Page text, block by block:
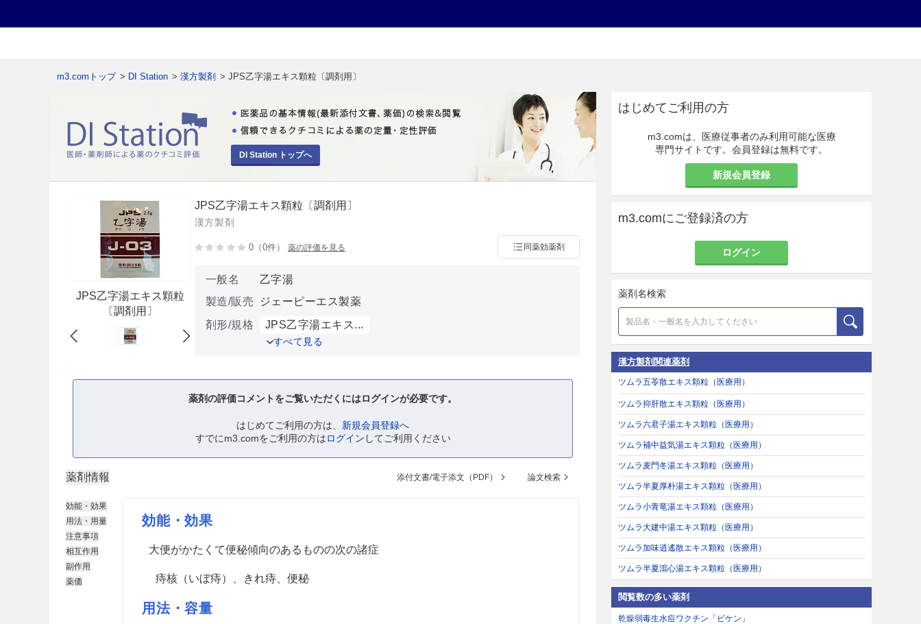
m3.comトップ > DI Station > 漢方製剤 > JPS乙字湯エキス顆粒〔調剤用〕
DI Station トップへ
JPS乙字湯エキス顆粒
〔調剤用〕
JPS乙字湯エキス顆粒〔調剤用〕
漢方製剤
0（0件） 薬の評価を見る 同薬効薬剤
一般名
乙字湯
製造/販売
ジェーピーエス製薬
剤形/規格
JPS乙字湯エキス...
すべて見る
薬剤の評価コメントをご覧いただくにはログインが必要です。
はじめてご利用の方は、 新規会員登録へ
すでにm3.comをご利用の方はログイン してご利用ください
薬剤情報 添付文書/電子添文（PDF） 論文検索
効能・効果
用法・用量
注意事項
相互作用
副作用
薬価
効能・効果
大便がかたくて便秘傾向のあるものの次の諸症
痔核（いぼ痔）、きれ痔、便秘
用法・容量
はじめてご利用の方
m3.comは、医療従事者のみ利用可能な医療
専門サイトです。会員登録は無料です。
新規会員登録
m3.comにご登録済の方
ログイン
薬剤名検索
漢方製剤関連薬剤
ツムラ五苓散エキス顆粒（医療用）
ツムラ抑肝散エキス顆粒（医療用）
ツムラ六君子湯エキス顆粒（医療用）
ツムラ補中益気湯エキス顆粒（医療用）
ツムラ麦門冬湯エキス顆粒（医療用）
ツムラ半夏厚朴湯エキス顆粒（医療用）
ツムラ小青竜湯エキス顆粒（医療用）
ツムラ大建中湯エキス顆粒（医療用）
ツムラ加味逍遙散エキス顆粒（医療用）
ツムラ半夏瀉心湯エキス顆粒（医療用）
閲覧数の多い薬剤
乾燥弱毒生水痘ワクチン「ビケン」